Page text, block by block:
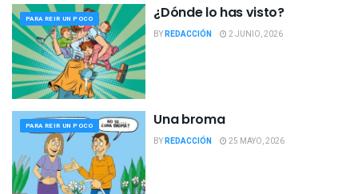
PARA REIR UN POCO ¿Dónde lo has visto?
BYREDACCIÓN 2 JUNIO, 2026
PARA REIR UN POCO Una broma
BYREDACCIÓN 25 MAYO, 2026